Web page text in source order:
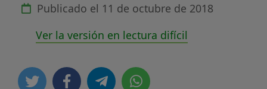
Publicado el 11 de octubre de 2018
Ver la versión en lectura difícil